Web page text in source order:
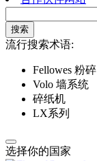
搜索
流行搜索术语:
Fellowes 粉碎
Volo 墙系统
碎纸机
LX系列
选择你的国家